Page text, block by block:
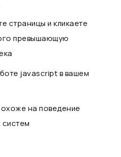
страницы и кликаете
превышающую
javascript в вашем
на поведение